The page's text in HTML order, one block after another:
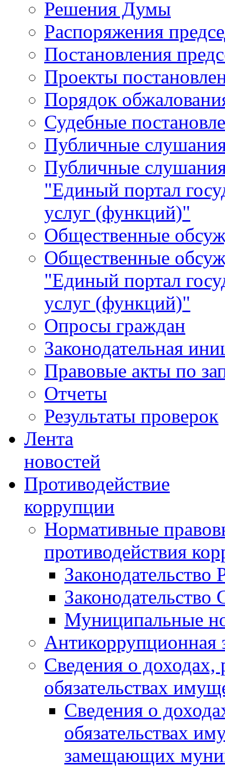
Решения Думы
Распоряжения
Постановления
Проекты
Порядок
Судебные
Публичные
Публичные
"Единый портал
услуг (функций)"
Общественные
Общественные
"Единый портал
услуг (функций)"
Опросы граждан
Законодательная
Правовые акты по
Отчеты
Результаты проверок
Лента
новостей
Противодействие
коррупции
Нормативные
противодействия
Законодательство
Муниципальные
Антикоррупционная
Сведения о доходах,
обязательствах
Сведения о
обязательствах
замещающих